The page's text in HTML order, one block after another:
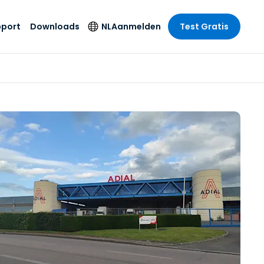
en
On-
Endpointdetectie en
-respons
Foxpass Wifi Access
& Control
Zero Trust Secure
Workspace
Shield (Anti-
oplichting)
Alle producten
& Publieke
& Design
& Accounting
bedrijfstakken
Downloads NL
Français
Italiano
Nederlands
Português
简体中文
Aanmelden Test Gratis